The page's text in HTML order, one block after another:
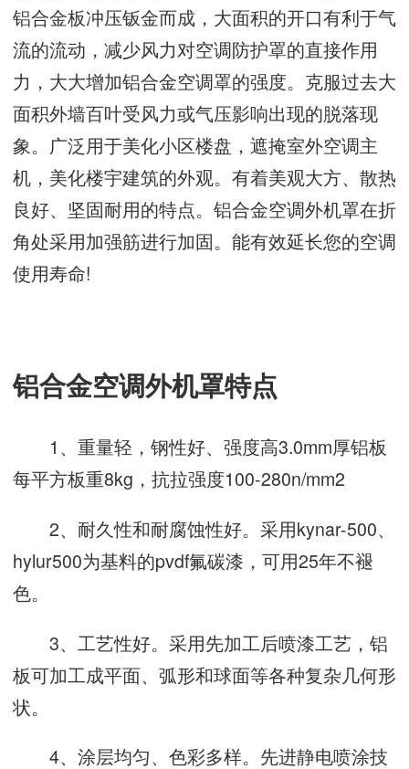
铝合金板冲压钣金而成，大面积的开口有利于气
流的流动，减少风力对空调防护罩的直接作用
力，大大增加铝合金空调罩的强度。克服过去大
面积外墙百叶受风力或气压影响出现的脱落现
象。广泛用于美化小区楼盘，遮掩室外空调主
机，美化楼宇建筑的外观。有着美观大方、散热
良好、坚固耐用的特点。铝合金空调外机罩在折
角处采用加强筋进行加固。能有效延长您的空调
使用寿命!
铝合金空调外机罩特点
1、重量轻，钢性好、强度高3.0mm厚铝板
每平方板重8kg，抗拉强度100-280n/mm2
2、耐久性和耐腐蚀性好。采用kynar-500、
hylur500为基料的pvdf氟碳漆，可用25年不褪
色。
3、工艺性好。采用先加工后喷漆工艺，铝
板可加工成平面、弧形和球面等各种复杂几何形
状。
4、涂层均匀、色彩多样。先进静电喷涂技